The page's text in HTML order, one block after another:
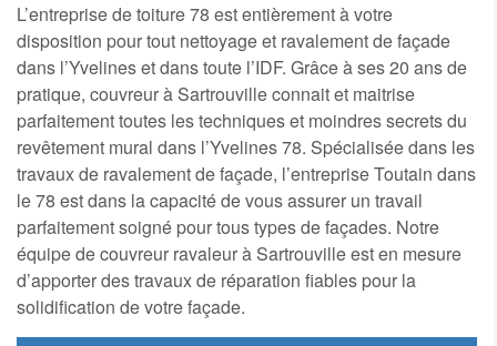
L’entreprise de toiture 78 est entièrement à votre
disposition pour tout nettoyage et ravalement de façade
dans l’Yvelines et dans toute l’IDF. Grâce à ses 20 ans de
pratique, couvreur à Sartrouville connait et maitrise
parfaitement toutes les techniques et moindres secrets du
revêtement mural dans l’Yvelines 78. Spécialisée dans les
travaux de ravalement de façade, l’entreprise Toutain dans
le 78 est dans la capacité de vous assurer un travail
parfaitement soigné pour tous types de façades. Notre
équipe de couvreur ravaleur à Sartrouville est en mesure
d’apporter des travaux de réparation fiables pour la
solidification de votre façade.